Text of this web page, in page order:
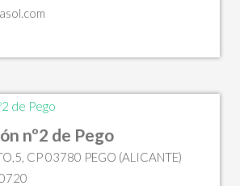
nº2 de Pego
CP 03780 PEGO (ALICANTE)